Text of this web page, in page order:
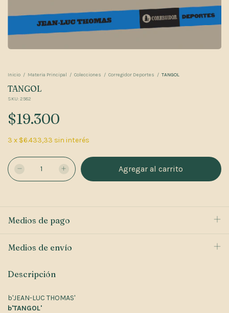
Inicio / Materia Principal / Colecciones / Corregidor Deportes / TANGOL
TANGOL
SKU:2582
$19.300
3 x $6.433,33 sin interés
Medios de pago
Medios de envío
Descripción
b'JEAN-LUC THOMAS'
b'TANGOL'